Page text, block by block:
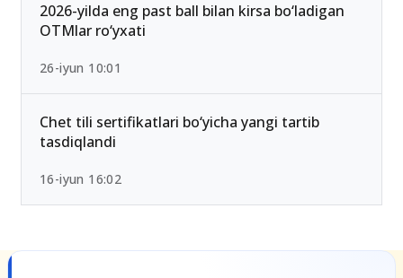
2026-yilda eng past ball bilan kirsa bo‘ladigan
OTMlar ro‘yxati
26-iyun 10:01
Chet tili sertifikatlari bo‘yicha yangi tartib
tasdiqlandi
16-iyun 16:02